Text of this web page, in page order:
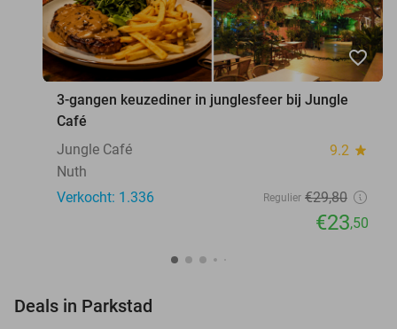
favorite_border
3-gangen keuzediner in junglesfeer bij Jungle
Café
Jungle Café
9.2 star
Nuth
Verkocht: 1.336
Regulier €29,80
€23,50
Deals in Parkstad